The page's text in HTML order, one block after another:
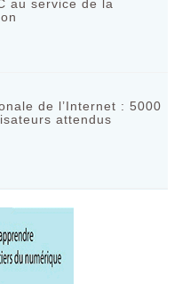
au service de la
de l’Internet : 5000
attendus